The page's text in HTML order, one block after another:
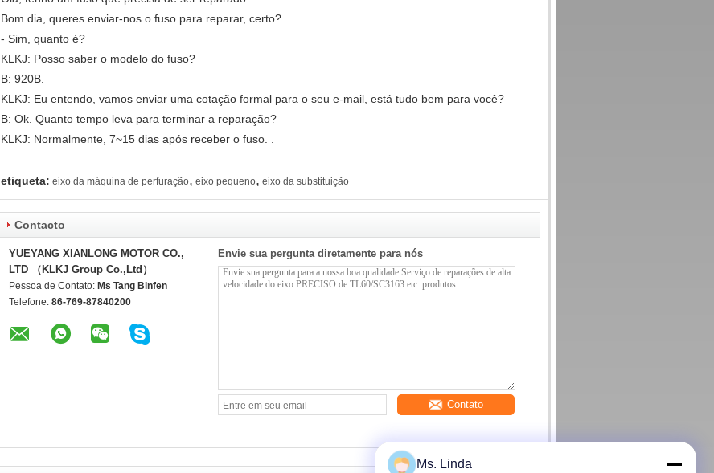
Bom dia, queres enviar-nos o fuso para reparar, certo?
- Sim, quanto é?
KLKJ: Posso saber o modelo do fuso?
B: 920B.
KLKJ: Eu entendo, vamos enviar uma cotação formal para o seu e-mail, está tudo bem para você?
B: Ok. Quanto tempo leva para terminar a reparação?
KLKJ: Normalmente, 7~15 dias após receber o fuso. .
etiqueta: eixo da máquina de perfuração, eixo pequeno, eixo da substituição
Contacto
YUEYANG XIANLONG MOTOR CO.,
LTD （KLKJ Group Co.,Ltd）
Pessoa de Contato: Ms Tang Binfen
Telefone: 86-769-87840200
Envie sua pergunta diretamente para nós
Contato
Ms. Linda